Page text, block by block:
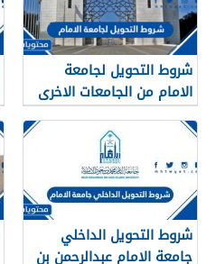
شروط التحويل لجامعة
الامام من الجامعات الاخرى
1448
شروط التحويل الداخلي
جامعة الامام عبدالرحمن بن